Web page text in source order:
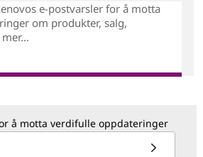
e-postvarsler for å motta
om produkter, salg,
å motta verdifulle oppdateringer